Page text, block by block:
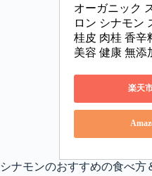
オーガニック
ロン シナモン
桂皮 肉桂 香辛
美容 健康 無添
楽天
シナモンのおすすめの食べ方